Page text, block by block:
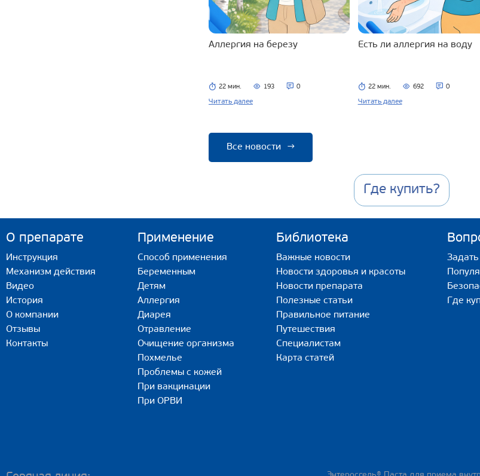
Аллергия на березу
22 мин. 193 0
Читать далее
Есть ли аллергия на воду
22 мин. 692 0
Читать далее
Все новости →
Где купить?
О препарате
Инструкция
Механизм действия
Видео
История
О компании
Отзывы
Контакты
Применение
Способ применения
Беременным
Детям
Аллергия
Диарея
Отравление
Очищение организма
Похмелье
Проблемы с кожей
При вакцинации
При ОРВИ
Библиотека
Важные новости
Новости здоровья и красоты
Новости препарата
Полезные статьи
Правильное питание
Путешествия
Специалистам
Карта статей
Где